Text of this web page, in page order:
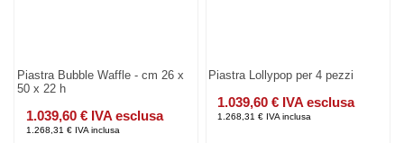
Piastra Bubble Waffle - cm 26 x
50 x 22 h
1.039,60 € IVA esclusa
1.268,31 € IVA inclusa
Piastra Lollypop per 4 pezzi
1.039,60 € IVA esclusa
1.268,31 € IVA inclusa